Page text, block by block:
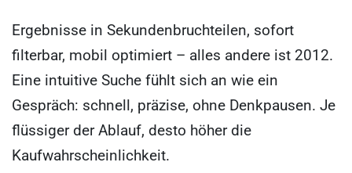
Ergebnisse in Sekundenbruchteilen, sofort
filterbar, mobil optimiert – alles andere ist 2012.
Eine intuitive Suche fühlt sich an wie ein
Gespräch: schnell, präzise, ohne Denkpausen. Je
flüssiger der Ablauf, desto höher die
Kaufwahrscheinlichkeit.